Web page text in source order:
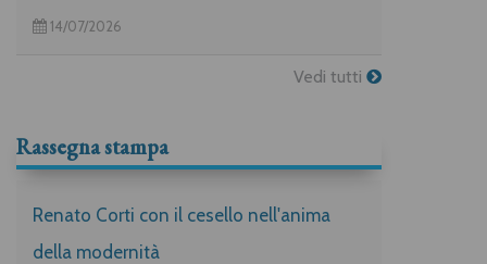
14/07/2026
Vedi tutti
Rassegna stampa
Renato Corti con il cesello nell'anima
della modernità